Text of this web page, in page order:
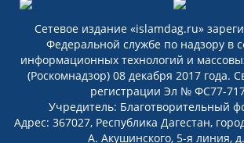
Сетевое издание «islamdag.ru»
Федеральной службе по надзору в
информационных технологий и
(Роскомнадзор) 08 декабря 2017 года.
регистрации Эл № ФС77-
Учредитель: Благотворительный
Адрес: 367027, Республика Дагестан,
А. Акушинского, 5-я линия,